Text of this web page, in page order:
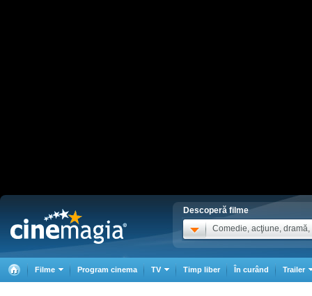
Descoperă filme
Comedie, acţiune, dramă,
Filme Program cinema TV Timp liber În curând Trailer